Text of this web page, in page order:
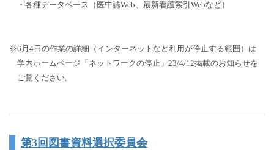
・各種データベース（医中誌Web、最新看護索引Webなど）
※6月4日の作業の詳細（インターネットなど利用が停止する範囲）は
学内ホームページ「ネットワークの停止」23/4/12掲載のお知らせを
ご覧ください。
第3回図書資料選択委員会